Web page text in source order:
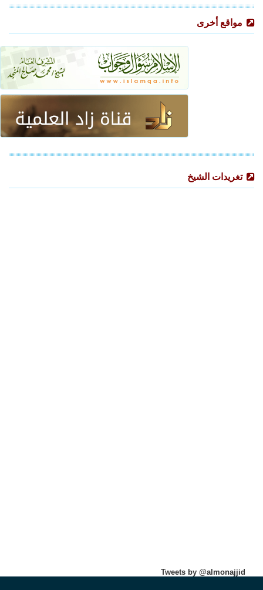
مواقع أخرى
تغريدات الشيخ
Tweets by @almonajjid